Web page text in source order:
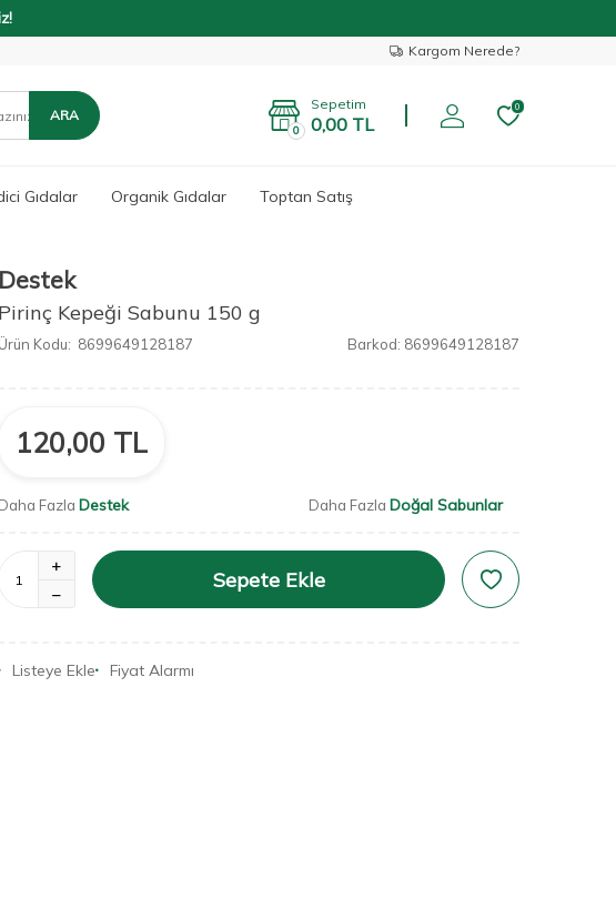
Kargom Nerede?
ARA
0
Sepetim
0,00 TL
0
Gıdalar Organik Gıdalar Toptan Satış
Destek
Pirinç Kepeği Sabunu 150 g
Ürün Kodu: 8699649128187 Barkod: 8699649128187
120,00 TL
Daha Fazla Destek Daha Fazla Doğal Sabunlar
Sepete Ekle
Listeye Ekle Fiyat Alarmı